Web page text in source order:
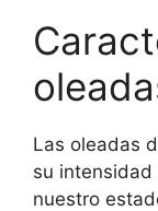
Las oleadas
su
nuestro